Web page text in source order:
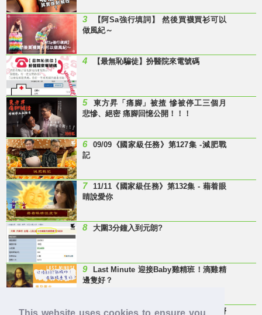
3
【阿Sa強行填詞】 然後買襪買衫可以
做風紀～
4 【最無恥騙徒】扮醫院來電號碼
5
東方昇「痛腳」被揸 慘被停工三個月
悲慘、絕密 痛腳回憶公開！！！
6
09/09《國家級任務》第127集 -減肥戰
記
7
11/11《國家級任務》第132集 - 藉着眼
睛說愛你
8 大圍3分鐘入到元朗?
9
Last Minute 迎接Baby雞精班！滴雞精
邊隻好？
10 【童年回憶】 有冇人記得呢兩隻嘢